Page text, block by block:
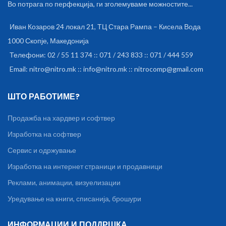
услуги, по основен дел од
категории и марки на артикли.
Во обратна насока,
продавница овозможува
интернет продавницата во N-
продавницата.
Во потрага по перфекција, ги зголемуваме можностите...
Иван Козаров 24 локал 21, ТЦ Стара Рампа – Кисела Вода
1000 Скопје, Македонија
Телефони: 02 / 55 11 374 :: 071 / 243 833 :: 071 / 444 559
Email: nitro@nitro.mk :: info@nitro.mk :: nitrocomp@gmail.com
ШТО РАБОТИМЕ?
Продажба на хардвер и софтвер
Изработка на софтвер
Сервис и одржување
Изработка на интернет страници и продавници
Реклами, анимации, визуелизации
Уредување на книги, списанија, брошури